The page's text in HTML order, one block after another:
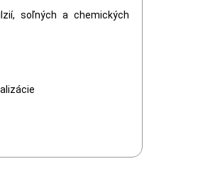
soľných a chemických